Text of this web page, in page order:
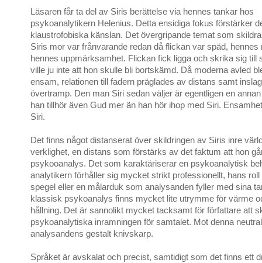
Läsaren får ta del av Siris berättelse via hennes tankar hos
psykoanalytikern Helenius. Detta ensidiga fokus förstärker
klaustrofobiska känslan. Det övergripande temat som
Siris mor var frånvarande redan då flickan var späd, hennes
hennes uppmärksamhet. Flickan fick ligga och skrika sig till
ville ju inte att hon skulle bli bortskämd. Då moderna avled
ensam, relationen till fadern präglades av distans samt
övertramp. Den man Siri sedan väljer är egentligen en
han tillhör även Gud mer än han hör ihop med Siri.
Siri.
Det finns något distanserat över skildringen av Siris inre
verklighet, en distans som förstärks av det faktum att hon
psykooanalys. Det som karaktäriserar en psykoanalytisk
analytikern förhåller sig mycket strikt professionellt, hans roll
spegel eller en målarduk som analysanden fyller med sina
klassisk psykoanalys finns mycket lite utrymme för värme
hållning. Det är sannolikt mycket tacksamt för författare att
psykoanalytiska inramningen för samtalet. Mot denna
analysandens gestalt knivskarp.
Språket är avskalat och precist, samtidigt som det finns ett